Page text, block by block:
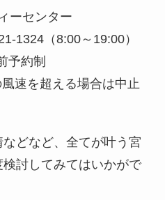
ーセンター
（8:00～19:00）
予約制
速を超える場合は中止
どなど、全てが叶う宮
討してみてはいかがで